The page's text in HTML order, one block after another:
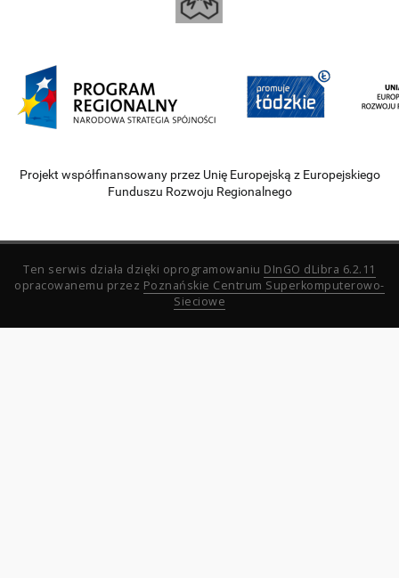
Projekt współfinansowany przez Unię Europejską z Europejskiego
Funduszu Rozwoju Regionalnego
Ten serwis działa dzięki oprogramowaniu DInGO dLibra 6.2.11
opracowanemu przez Poznańskie Centrum Superkomputerowo-
Sieciowe